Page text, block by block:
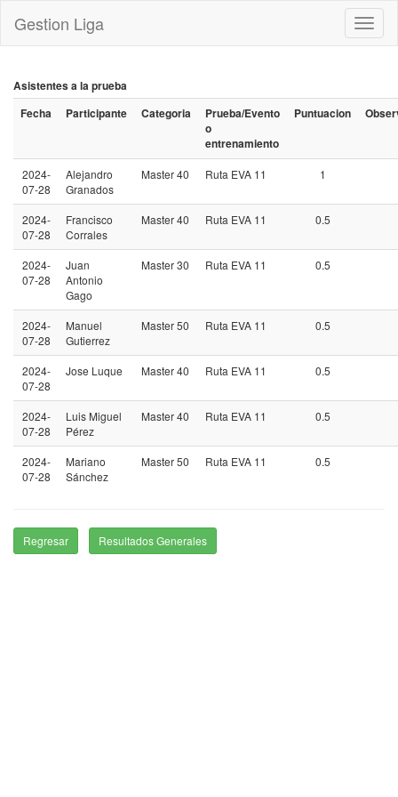
Gestion Liga
Asistentes a la prueba
Fecha
Participante Categoria
Prueba/Evento
o
entrenamiento
Puntuacion
2024-
07-28
Alejandro
Granados
Master 40 Ruta EVA 11 1
2024-
07-28
Francisco
Corrales
Master 40 Ruta EVA 11 0.5
2024-
07-28
Juan
Antonio
Gago
Master 30 Ruta EVA 11 0.5
2024-
07-28
Manuel
Gutierrez
Master 50 Ruta EVA 11 0.5
2024-
07-28
Jose Luque Master 40 Ruta EVA 11 0.5
2024-
07-28
Luis Miguel
Pérez
Master 40 Ruta EVA 11 0.5
2024-
07-28
Mariano
Sánchez
Master 50 Ruta EVA 11 0.5
Regresar Resultados Generales